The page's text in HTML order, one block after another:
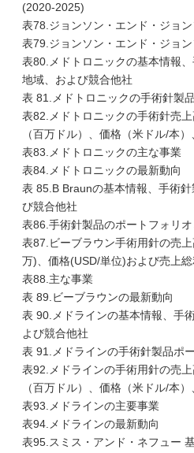
(2020-2025)
表78.ジョンソン・エンド・ジョ
表79.ジョンソン・エンド・ジョ
表80.メドトロニックの基本情報
地域、および競合他社
表 81.メドトロニックの手術針製
表82.メドトロニックの手術針売
（百万ドル）、価格（米ドル/本
表83.メドトロニックの主な事業
表84.メドトロニックの最新動向
表 85.B Braunの基本情報、手術
び競合他社
表86.手術針製品のポートフォリ
表87.ビーブラウン手術用針の売
万)、価格(USD/単位)および売上
表88.主な事業
表 89.ビーブラウンの最新動向
表 90.メドラインの基本情報、手
よび競合他社
表 91.メドラインの手術針製品ポ
表92.メドラインの手術用針の売
（百万ドル）、価格（米ドル/本
表93.メドラインの主要事業
表94.メドラインの最新動向
表95.スミス・アンド・ネフュー